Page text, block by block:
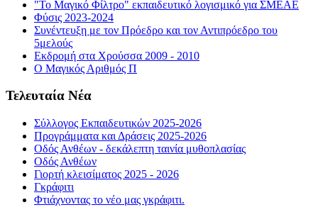
"Το Μαγικό Φίλτρο" εκπαιδευτικό λογισμικό για ΣΜΕΑΕ
Φύσις 2023-2024
Συνέντευξη με τον Πρόεδρο και τον Αντιπρόεδρο του
5μελούς
Εκδρομή στα Χρούσσα 2009 - 2010
Ο Μαγικός Αριθμός Π
Τελευταία Νέα
Σύλλογος Εκπαιδευτικών 2025-2026
Προγράμματα και Δράσεις 2025-2026
Οδός Ανθέων - δεκάλεπτη ταινία μυθοπλασίας
Οδός Ανθέων
Γιορτή κλεισίματος 2025 - 2026
Γκράφιτι
Φτιάχνοντας το νέο μας γκράφιτι.